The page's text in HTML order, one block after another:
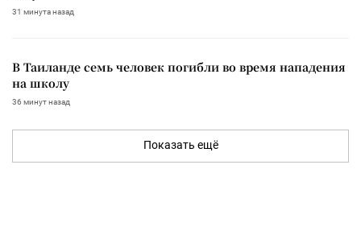
31 минута назад
В Таиланде семь человек погибли во время нападения
на школу
36 минут назад
Показать ещё